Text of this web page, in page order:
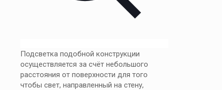
Подсветка подобной конструкции
осуществляется за счёт небольшого
расстояния от поверхности для того
чтобы свет, направленный на стену,